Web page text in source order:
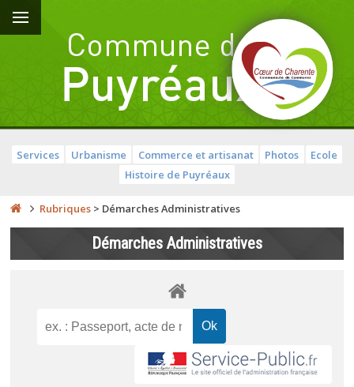
Services Urbanisme Commerce et artisanat Photos
Ecole
Histoire de Puyréaux
Rubriques > Démarches Administratives
Démarches Administratives